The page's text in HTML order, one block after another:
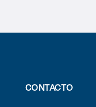
CONTACTO